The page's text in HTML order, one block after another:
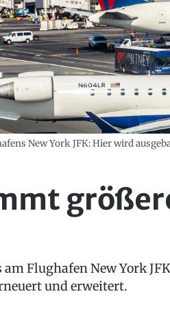
New York JFK: Hier wird
Flughafen New York
und erweitert.